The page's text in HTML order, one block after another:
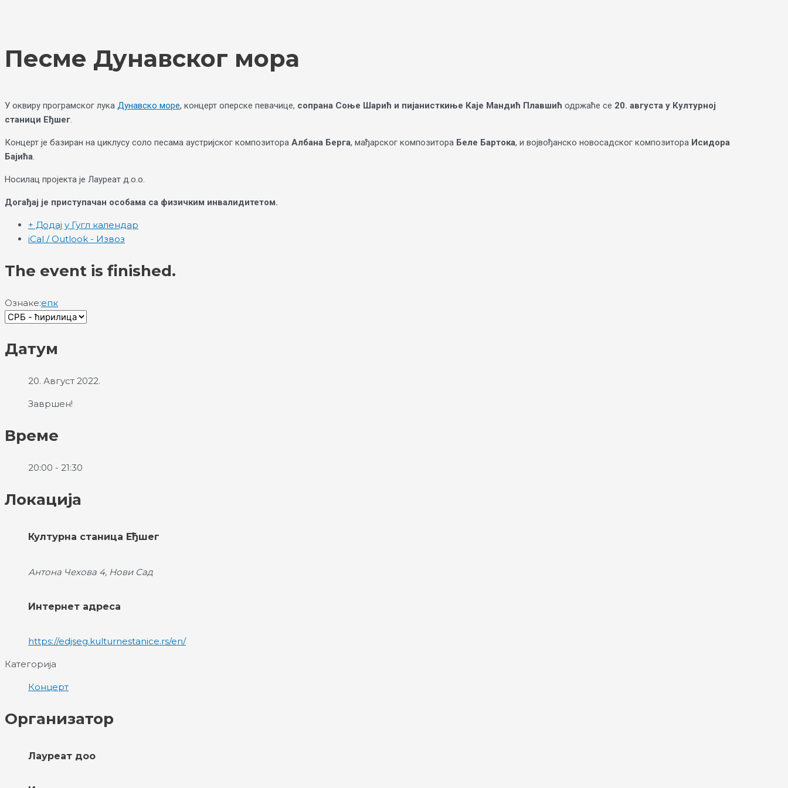
Песме Дунавског мора
У оквиру програмског лука Дунавско море, концерт оперске певачице, сопрана Соње Шарић и пијанисткиње Каје Мандић Плавшић одржаће се 20. августа у Културној
станици Еђшег.
Концерт је базиран на циклусу соло песама аустријског композитора Албана Берга, мађарског композитора Беле Бартока, и војвођанско новосадског композитора Исидора
Бајића.
Носилац пројекта је Лауреат д.о.о.
Догађај је приступачан особама са физичким инвалидитетом.
+ Додај у Гугл календар
iCal / Outlook - Извоз
The event is finished.
Ознаке:епк
Датум
20. Август 2022.
Завршен!
Време
20:00 - 21:30
Локација
Културна станица Еђшег
Антона Чехова 4, Нови Сад
Интернет адреса
https://edjseg.kulturnestanice.rs/en/
Категорија
Концерт
Организатор
Лауреат доо